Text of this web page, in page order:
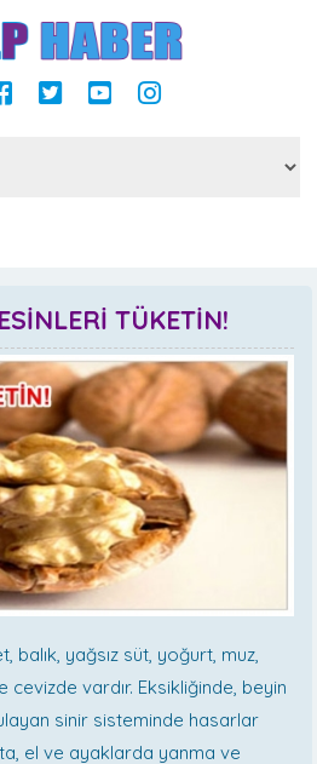
TÜKETİN!
balık, yağsız süt, yoğurt, muz,
cevizde vardır. Eksikliğinde, beyin
sinir sisteminde hasarlar
el ve ayaklarda yanma ve